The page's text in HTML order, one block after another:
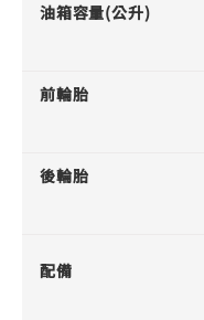
油箱容量(公升)
前輪胎
後輪胎
配備